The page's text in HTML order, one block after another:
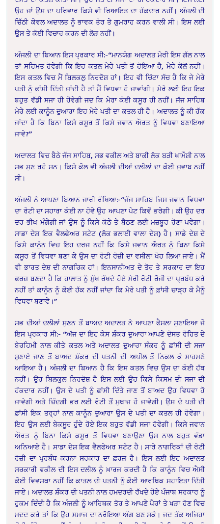
ਉਹ ਜਾਂ ਉਸ ਦਾ ਪਰਿਵਾਰ ਕਿਸੇ ਵੀ ਰਿਆਇਤ ਦਾ ਹੱਕਦਾਰ ਨਹੀਂ। ਅੰਜਲੀ ਦੀ
ਚਿੱਠੀ ਕੇਵਲ ਅਦਾਲਤ ਨੂੰ ਭਾਵਕ ਤੋਰ ਤੇ ਗੁਮਰਾਹ ਕਰਨ ਵਾਲੀ ਸੀ। ਇਸ ਲਈ
ਉਸ ਤੇ ਕੋਈ ਵਿਚਾਰ ਕਰਨ ਦੀ ਲੋੜ ਨਹੀਂ।
ਅੰਜਲੀ ਦਾ ਬਿਆਨ ਇਸ ਪ੍ਰਕਾਰ ਸੀ:-“ਮਾਨਯੋਗ ਅਦਾਲਤ ਮੇਰੀ ਇਸ ਗੱਲ ਨਾਲ
ਤਾਂ ਸਹਿਮਤ ਹੋਵੇਗੀ ਕਿ ਇਹ ਕਤਲ ਮੇਰੇ ਪਤੀ ਤੋਂ ਹੋਇਆ ਹੈ, ਮੇਰੇ ਕੋਲੋਂ ਨਹੀਂ।
ਇਸ ਕਤਲ ਵਿਚ ਮੈਂ ਬਿਲਕਲੁ ਨਿਰਦੋਸ਼ ਹਾਂ। ਇਹ ਵੀ ਚਿੱਟਾ ਸੱਚ ਹੈ ਕਿ ਜੇ ਮੇਰੇ
ਪਤੀ ਨੂੰ ਫ਼ਾਂਸੀ ਦਿੱਤੀ ਜਾਂਦੀ ਹੈ ਤਾਂ ਮੈਂ ਵਿਧਵਾ ਹੋ ਜਾਵਾਂਗੀ। ਮੇਰੇ ਲਈ ਇਹ ਇਕ
ਬਹੁਤ ਵੱਡੀ ਸਜਾ ਹੀ ਹੋਵੇਗੀ ਜਦ ਕਿ ਮੇਰਾ ਕੋਈ ਕਸੂਰ ਹੀ ਨਹੀਂ। ਜੱਜ ਸਾਹਿਬ
ਮੇਰੇ ਲਈ ਕਾਨੂੰਨ ਦੁਆਰਾ ਇਹ ਮੇਰੇ ਪਤੀ ਦਾ ਕਤਲ ਹੀ ਹੈ। ਅਦਾਲਤ ਨੂੰ ਕੀ ਹੱਕ
ਜਾਂਦਾ ਹੈ ਕਿ ਬਿਨਾ ਕਿਸੇ ਕਸੂਰ ਤੋਂ ਕਿਸੇ ਜਵਾਨ ਔਰਤ ਨੂੰ ਵਿਧਵਾ ਬਣਾਇਆ
ਜਾਵੇ?”
ਅਦਾਲਤ ਵਿਚ ਬੈਠੇ ਜੱਜ ਸਾਹਿਬ, ਸਭ ਵਕੀਲ ਅਤੇ ਬਾਕੀ ਲੋਕ ਬੜੀ ਖਾਮੌਸ਼ੀ ਨਾਲ
ਸਭ ਸੁਣ ਰਹੇ ਸਨ। ਕਿਸੇ ਕੋਲ ਵੀ ਅੰਜਲੀ ਦੀਆਂ ਦਲੀਲਾਂ ਦਾ ਕੋਈ ਜੁਵਾਬ ਨਹੀਂ
ਸੀ।
ਅੰਜਲੀ ਨੇ ਆਪਣਾ ਬਿਆਨ ਜਾਰੀ ਰੱਖਿਆ:-“ਜੱਜ ਸਾਹਿਬ ਜਿਸ ਜਵਾਨ ਵਿਧਵਾ
ਦਾ ਰੋਟੀ ਦਾ ਸਹਾਰਾ ਕੋਈ ਨਾ ਹੋਵੇ ਉਹ ਆਪਣਾ ਪੇਟ ਕਿਵੇਂ ਭਰੇਗੀ। ਕੀ ਉਹ ਦਰ
ਦਰ ਭੀਖ ਮੰਗੇਗੀ ਜਾਂ ਉਸ ਨੂੰ ਕਿਸੇ ਕੋਠੇ ਤੇ ਬੈਠਣ ਲਈ ਮਜ਼ਬੂਰ ਹੋਣਾ ਪਵੇਗਾ।
ਸਾਡਾ ਦੇਸ਼ ਇਕ ਵੈਲਫੇਅਰ ਸਟੇਟ (ਲੋਕ ਭਲਾਈ ਵਾਲਾ ਦੇਸ਼) ਹੈ। ਸਾਡੇ ਦੇਸ਼ ਦੇ
ਕਿਸੇ ਕਾਨੂੰਨ ਵਿਚ ਇਹ ਦਰਜ ਨਹੀਂ ਕਿ ਕਿਸੇ ਜਵਾਨ ਔਰਤ ਨੂੰ ਬਿਨਾ ਕਿਸੇ
ਕਸੂਰ ਤੋਂ ਵਿਧਵਾ ਬਣਾ ਕੇ ਉਸ ਦਾ ਰੋਟੀ ਰੋਜ਼ੀ ਦਾ ਵਸੀਲਾ ਖੋਹ ਲਿਆ ਜਾਏ। ਮੈਂ
ਵੀ ਭਾਰਤ ਦੇਸ਼ ਦੀ ਨਾਗਰਿਕ ਹਾਂ। ਇਨਸਾਨੀਅਤ ਦੇ ਤੋਰ ਤੇ ਸਰਕਾਰ ਦਾ ਇਹ
ਫ਼ਰਜ਼ ਬਣਦਾ ਹੈ ਕਿ ਹਾਲਾਤ ਨੂੰ ਮੁੱਖ ਰੱਖਦੇ ਹੋਏ ਮੇਰੀ ਰੋਟੀ ਰੋਜੀ ਦਾ ਪ੍ਰਬੰਧ ਕਰੇ
ਨਹੀਂ ਤਾਂ ਕਾਨੂੰਨ ਨੂੰ ਕੋਈ ਹੱਕ ਨਹੀਂ ਜਾਂਦਾ ਕਿ ਮੇਰੇ ਪਤੀ ਨੂੰ ਫ਼ਾਂਸੀ ਚਾੜ੍ਹ ਕੇ ਮੈਨੂੰ
ਵਿਧਵਾ ਬਣਾਵੇ।”
ਸਭ ਦੀਆਂ ਦਲੀਲਾਂ ਸੁਣਨ ਤੋਂ ਬਾਅਦ ਅਦਾਲਤ ਨੇ ਆਪਣਾ ਫੈਸਲਾ ਸੁਣਾਇਆ ਜੋ
ਇਸ ਪ੍ਰਕਾਰ ਸੀ:- “ਅੱਜ ਦਾ ਇਹ ਕੇਸ ਸ਼ੰਕਰ ਦੁਆਰਾ ਆਪਣੇ ਦੋਸਤ ਰੋਹਿਤ ਦੇ
ਬੇਰਹਿਮੀ ਨਾਲ ਕੀਤੇ ਕਤਲ ਅਤੇ ਅਦਾਲਤ ਦੁਆਰਾ ਸੰਕਰ ਨੂੰ ਫ਼ਾਂਸੀ ਦੀ ਸਜਾ
ਸੁਣਾਏ ਜਾਣ ਤੋਂ ਬਾਅਦ ਸ਼ੰਕਰ ਦੀ ਪਤਨੀ ਦੀ ਅਪੀਲ ਤੋਂ ਨਿਕਲ ਕੇ ਸਾਹਮਣੇ
ਆਇਆ ਹੈ। ਅੰਜਲੀ ਦਾ ਬਿਆਨ ਹੈ ਕਿ ਇਸ ਕਤਲ ਵਿਚ ਉਸ ਦਾ ਕੋਈ ਹੱਥ
ਨਹੀਂ। ਉਹ ਬਿਲਕੁਲ ਨਿਰਦੋਸ਼ ਹੈ ਇਸ ਲਈ ਉਹ ਕਿਸੇ ਕਿਸਮ ਦੀ ਸਜਾ ਦੀ
ਹੱਕਦਾਰ ਨਹੀਂ। ਉਸ ਦੇ ਪਤੀ ਨੂੰ ਫ਼ਾਂਸੀ ਦਿੱਤੇ ਜਾਣ ਤੋਂ ਬਾਅਦ ਉਹ ਵਿਧਵਾ ਹੋ
ਜਾਵੇਗੀ ਅਤੇ ਜ਼ਿੰਦਗੀ ਭਰ ਲਈ ਰੋਟੀ ਤੋਂ ਮੁਥਾਜ ਹੋ ਜਾਵੇਗੀ। ਉਸ ਦੇ ਪਤੀ ਦੀ
ਫ਼ਾਂਸੀ ਇਕ ਤਰ੍ਹਾਂ ਨਾਲ ਕਾਨੂੰਨ ਦੁਆਰਾ ਉਸ ਦੇ ਪਤੀ ਦਾ ਕਤਲ ਹੀ ਹੋਵੇਗਾ।
ਇਹ ਉਸ ਲਈ ਬੇਕਸੂਰ ਹੁੰਦੇ ਹੋਏ ਇਕ ਬਹੁਤ ਵੱਡੀ ਸਜਾ ਹੋਵੇਗੀ। ਕਿਸੇ ਜਵਾਨ
ਔਰਤ ਨੂੰ ਬਿਨਾ ਕਿਸੇ ਕਸੂਰ ਤੋਂ ਵਿਧਵਾ ਬਣਾਉਣਾ ਉਸ ਨਾਲ ਬਹੁਤ ਵੱਡਾ
ਅਨਿਆਏ ਹੈ। ਸਾਡਾ ਦੇਸ਼ ਇਕ ਵੈਲਫੇਅਰ ਸਟੇਟ ਹੈ। ਸਾਰੇ ਨਾਗਰਿਕਾਂ ਦੀ ਰੋਟੀ
ਰੋਜ਼ੀ ਦਾ ਪ੍ਰਬੰਧ ਕਰਨਾ ਸਰਕਾਰ ਦਾ ਫ਼ਰਜ਼ ਹੈ। ਇਸ ਲਈ ਇਹ ਅਦਾਲਤ
ਸਰਕਾਰੀ ਵਕੀਲ ਦੀ ਇਸ ਦਲੀਲ ਨੂੰ ਖ਼ਾਰਜ ਕਰਦੀ ਹੈ ਕਿ ਕਾਨੂੰਨ ਵਿਚ ਐਸੀ
ਕੋਈ ਵਿਵਸਥਾ ਨਹੀਂ ਕਿ ਕਾਤਲ ਦੀ ਪਤਨੀ ਨੂੰ ਕੋਈ ਆਰਥਿਕ ਸਹਾਇਤਾ ਦਿੱਤੀ
ਜਾਏ। ਅਦਾਲਤ ਸ਼ੰਕਰ ਦੀ ਪਤਨੀ ਨਾਲ ਹਮਦਰਦੀ ਰੱਖਦੇ ਹੋਏ ਪੰਜਾਬ ਸਰਕਾਰ ਨੂੰ
ਹੁਕਮ ਦਿੰਦੀ ਹੈ ਕਿ ਅੰਜਲੀ ਨੂੰ ਆਰਿਥਕ ਤੋਰ ਤੇ ਆਪਣੇ ਪੈਰਾਂ ਤੇ ਖੜਾ ਹੋਣ ਵਿਚ
ਮਦਦ ਕਰੇ ਤਾਂ ਕਿ ਉਹ ਸਮਾਜ ਦਾ ਨਰੋਇਆ ਅੰਗ ਬਣ ਸਕੇ। ਜਦ ਤੱਕ ਅਜਿਹਾ